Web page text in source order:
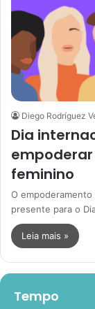
Diego Rodríguez
Dia
feminino
O
presente para o
Leia mais »
Tempo